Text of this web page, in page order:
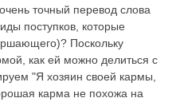
точный перевод слова
поступков, которые
Поскольку
как ей можно делиться с
"Я хозяин своей кармы,
карма не похожа на